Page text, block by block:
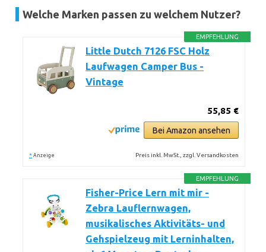
Welche Marken passen zu welchem Nutzer?
EMPFEHLUNG
Little Dutch 7126 FSC Holz
Laufwagen Camper Bus -
Vintage
55,85 €
Bei Amazon ansehen
* Anzeige Preis inkl. MwSt., zzgl. Versandkosten
EMPFEHLUNG
Fisher-Price Lern mit mir -
Zebra Lauflernwagen,
musikalisches Aktivitäts- und
Gehspielzeug mit Lerninhalten,